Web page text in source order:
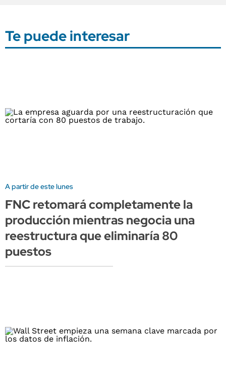
Te puede interesar
A partir de este lunes
FNC retomará completamente la
producción mientras negocia una
reestructura que eliminaría 80
puestos